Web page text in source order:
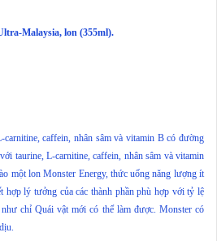
Malaysia, lon (355ml).
caffein, nhân sâm và vitamin B có đường
taurine, L-carnitine, caffein, nhân sâm và vitamin
một lon Monster Energy, thức uống năng lượng ít
lý tưởng của các thành phần phù hợp với tỷ lệ
chỉ Quái vật mới có thể làm được. Monster có